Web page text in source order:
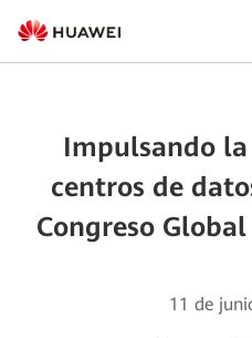
Impulsando
centros de
Congreso
11 de